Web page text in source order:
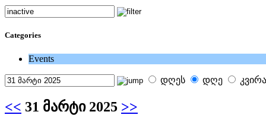
Categories
Events
დღეს დღე კვირა
<< 31 მარტი 2025 >>